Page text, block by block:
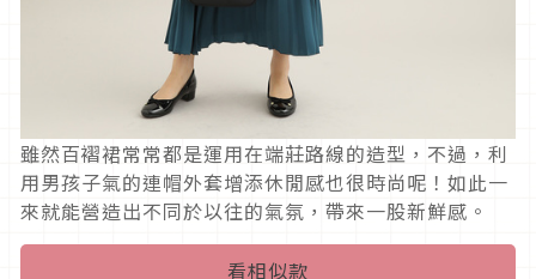
雖然百褶裙常常都是運用在端莊路線的造型，不過，利
用男孩子氣的連帽外套增添休閒感也很時尚呢！如此一
來就能營造出不同於以往的氣氛，帶來一股新鮮感。
看相似款